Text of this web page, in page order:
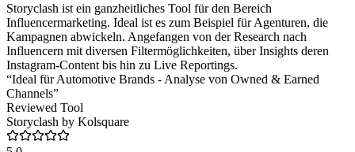
Storyclash ist ein ganzheitliches Tool für den Bereich
Influencermarketing. Ideal ist es zum Beispiel für Agenturen, die
Kampagnen abwickeln. Angefangen von der Research nach
Influencern mit diversen Filtermöglichkeiten, über Insights deren
Instagram-Content bis hin zu Live Reportings.
“Ideal für Automotive Brands - Analyse von Owned & Earned
Channels”
Reviewed Tool
Storyclash by Kolsquare